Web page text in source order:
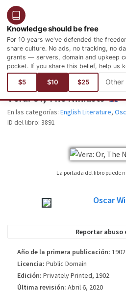
Knowledge should be free
For 10 years we've defended the
share culture. No ads, no tracking, no
grants — servers, domain and upkeep
pocket. If you share this belief, help us
$5 $10 $25
Está aquí:Idiomas Inglés Literature
Vera: Or, The Nihilists
En las categorías: English Literature,
ID del libro: 3891
La portada del libro puede
edición está publicada. Por favor,Oscar
Reportar abuso
Año de la primera publicación: 1902
Licencia: Public Domain
Edición: Privately Printed, 1902
Última revisión: Abril 6, 2020